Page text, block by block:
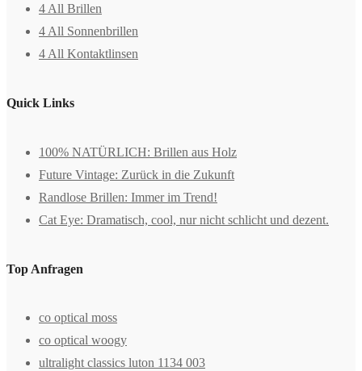
4 All Brillen
4 All Sonnenbrillen
4 All Kontaktlinsen
Quick Links
100% NATÜRLICH: Brillen aus Holz
Future Vintage: Zurück in die Zukunft
Randlose Brillen: Immer im Trend!
Cat Eye: Dramatisch, cool, nur nicht schlicht und dezent.
Top Anfragen
co optical moss
co optical woogy
ultralight classics luton 1134 003